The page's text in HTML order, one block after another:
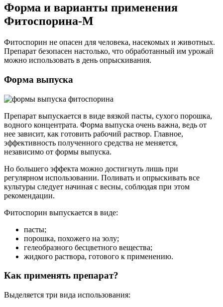
Форма и варианты применения
Фитоспорина-М
Фитоспорин не опасен для человека, насекомых и животных.
Препарат безопасен настолько, что обработанный им урожай
можно использовать в день опрыскивания.
Форма выпуска
Препарат выпускается в виде вязкой пасты, сухого порошка,
водного концентрата. Форма выпуска очень важна, ведь от
нее зависит, как готовить рабочий раствор. Главное,
эффективность полученного средства не меняется,
независимо от формы выпуска.
Но большего эффекта можно достигнуть лишь при
регулярном использовании. Поливать и опрыскивать все
культуры следует начиная с весны, соблюдая при этом
рекомендации.
Фитоспорин выпускается в виде:
пасты;
порошка, похожего на золу;
гелеобразного бесцветного вещества;
жидкого раствора, готового к применению.
Как применять препарат?
Выделяется три вида использования: